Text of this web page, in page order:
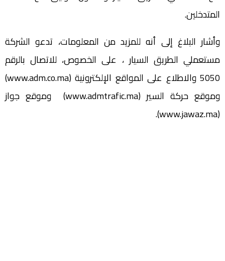
المتدخلين.
وأشار البلاغ إلى أنه للمزيد من المعلومات، تدعو الشركة
مستعملي الطريق السيار ، على الخصوص، للاتصال بالرقم
5050 والاطلاع على المواقع الإلكترونية (www.adm.co.ma)
وموقع حركة السير (www.admtrafic.ma) وموقع جواز
(www.jawaz.ma).